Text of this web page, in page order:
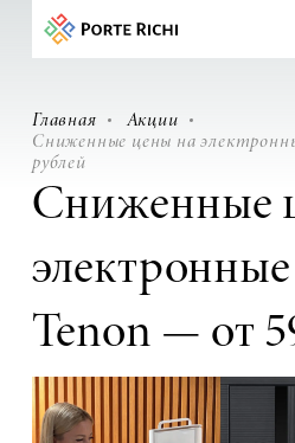
Главная
Акции
Сниженные цены на
рублей
Сниженные
Tenon — от